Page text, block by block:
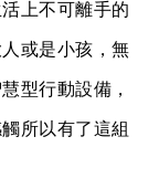
上不可離手的
或是小孩，無
型行動設備，
所以有了這組